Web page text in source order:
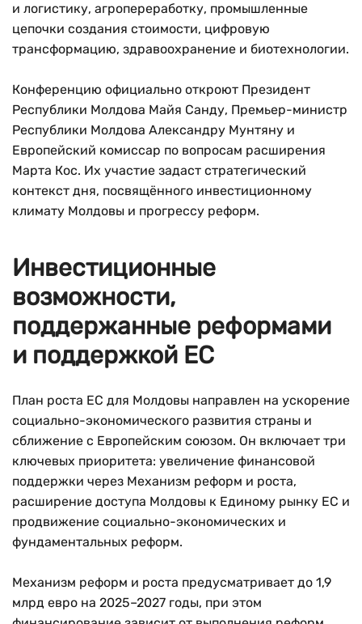
и логистику, агропереработку, промышленные
цепочки создания стоимости, цифровую
трансформацию, здравоохранение и биотехнологии.
Конференцию официально откроют Президент
Республики Молдова Майя Санду, Премьер-министр
Республики Молдова Александру Мунтяну и
Европейский комиссар по вопросам расширения
Марта Кос. Их участие задаст стратегический
контекст дня, посвящённого инвестиционному
климату Молдовы и прогрессу реформ.
Инвестиционные
возможности,
поддержанные реформами
и поддержкой ЕС
План роста ЕС для Молдовы направлен на ускорение
социально-экономического развития страны и
сближение с Европейским союзом. Он включает три
ключевых приоритета: увеличение финансовой
поддержки через Механизм реформ и роста,
расширение доступа Молдовы к Единому рынку ЕС и
продвижение социально-экономических и
фундаментальных реформ.
Механизм реформ и роста предусматривает до 1,9
млрд евро на 2025–2027 годы, при этом